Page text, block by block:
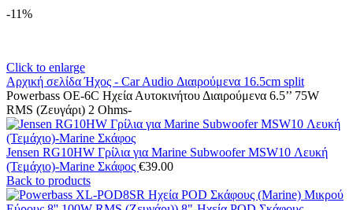
-11%
Click to enlarge
Αρχική σελίδαΉχος - Car Audio Διαιρούμενα 16.5cm split
Powerbass OE-6C Ηχεία Αυτοκινήτου Διαιρούμενα 6.5’’ 75W
RMS (Ζευγάρι) 2 Ohms-
Jensen RG10HW Γρίλια για Marine Subwoofer MSW10 Λευκή
(Τεμάχιο)-Marine Σκάφος €39.00
Back to products